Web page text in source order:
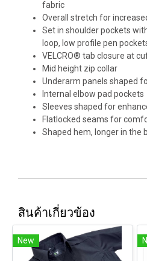
fabric
Overall stretch for
Set in shoulder pockets
loop, low profile pen
VELCRO® tab closure at
Mid height zip collar
Underarm panels shaped
Internal elbow pad pockets
Sleeves shaped for
Flatlocked seams for
Shaped hem, longer in the
สินค้าเกี่ยวข้อง
New